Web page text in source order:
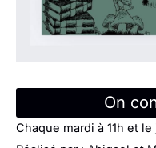
On
Chaque mardi à 11h et le